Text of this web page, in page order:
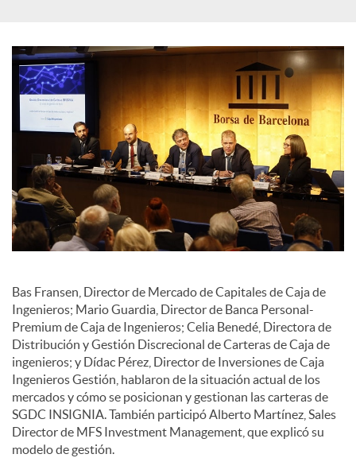
d
e
c
o
n
t
e
n
Bas Fransen, Director de Mercado de Capitales de Caja de
Ingenieros; Mario Guardia, Director de Banca Personal-
Premium de Caja de Ingenieros; Celia Benedé, Directora de
Distribución y Gestión Discrecional de Carteras de Caja de
ingenieros; y Dídac Pérez, Director de Inversiones de Caja
Ingenieros Gestión, hablaron de la situación actual de los
mercados y cómo se posicionan y gestionan las carteras de
SGDC INSIGNIA. También participó Alberto Martínez, Sales
Director de MFS Investment Management, que explicó su
modelo de gestión.